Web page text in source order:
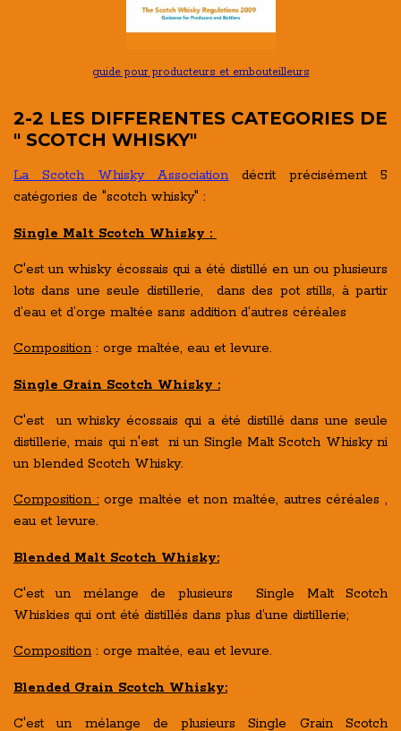
guide pour producteurs et embouteilleurs
2-2 LES DIFFERENTES CATEGORIES DE
" SCOTCH WHISKY"
La Scotch Whisky Association
décrit précisément 5
catégories de "scotch whisky" :
Single Malt Scotch Whisky :
C'est un whisky écossais qui a été distillé en un ou plusieurs
lotsdans une seule distillerie, dans des pot stills, à partir
d’eau et d’orge maltée sans addition d’autres céréales
Composition : orge maltée, eau et levure.
Single Grain Scotch Whisky :
C'est un whisky écossais qui a été distillé dans une seule
distillerie, mais qui n'est ni un Single Malt Scotch Whisky ni
un blended Scotch Whisky.
Composition : orge maltée et non maltée, autres céréales ,
eau et levure.
Blended Malt Scotch Whisky:
C'est un mélange de plusieurs Single Malt Scotch
Whiskies qui ont été distillés dans plus d’une distillerie;
Composition : orge maltée, eau et levure.
Blended Grain Scotch Whisky:
C'est un mélange de plusieurs Single Grain Scotch